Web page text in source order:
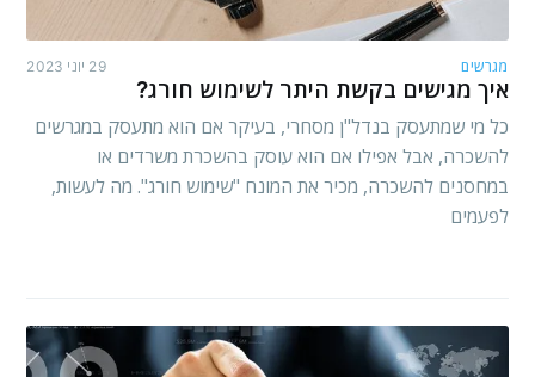
מגרשים 29 יוני 2023
איך מגישים בקשת היתר לשימוש חורג?
כל מי שמתעסק בנדל"ן מסחרי, בעיקר אם הוא מתעסק במגרשים
להשכרה, אבל אפילו אם הוא עוסק בהשכרת משרדים או
במחסנים להשכרה, מכיר את המונח "שימוש חורג". מה לעשות,
לפעמים